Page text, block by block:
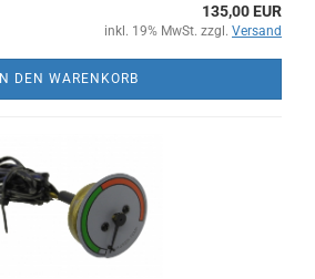
135,00 EUR
inkl. 19% MwSt. zzgl. Versand
IN DEN WARENKORB